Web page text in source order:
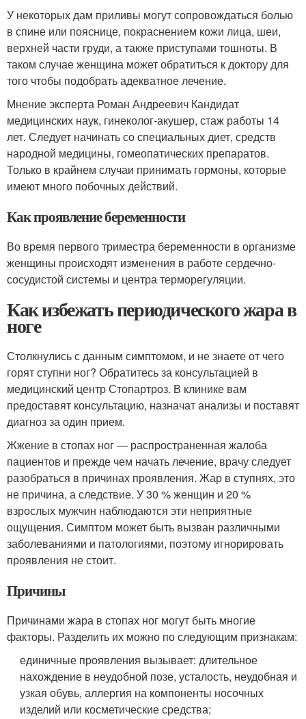
У некоторых дам приливы могут сопровождаться болью
в спине или пояснице, покраснением кожи лица, шеи,
верхней части груди, а также приступами тошноты. В
таком случае женщина может обратиться к доктору для
того чтобы подобрать адекватное лечение.
Мнение эксперта Роман Андреевич Кандидат
медицинских наук, гинеколог-акушер, стаж работы 14
лет. Следует начинать со специальных диет, средств
народной медицины, гомеопатических препаратов.
Только в крайнем случаи принимать гормоны, которые
имеют много побочных действий.
Как проявление беременности
Во время первого триместра беременности в организме
женщины происходят изменения в работе сердечно-
сосудистой системы и центра терморегуляции.
Как избежать периодического жара в
ноге
Столкнулись с данным симптомом, и не знаете от чего
горят ступни ног? Обратитесь за консультацией в
медицинский центр Стопартроз. В клинике вам
предоставят консультацию, назначат анализы и поставят
диагноз за один прием.
Жжение в стопах ног — распространенная жалоба
пациентов и прежде чем начать лечение, врачу следует
разобраться в причинах проявления. Жар в ступнях, это
не причина, а следствие. У 30 % женщин и 20 %
взрослых мужчин наблюдаются эти неприятные
ощущения. Симптом может быть вызван различными
заболеваниями и патологиями, поэтому игнорировать
проявления не стоит.
Причины
Причинами жара в стопах ног могут быть многие
факторы. Разделить их можно по следующим признакам:
единичные проявления вызывает: длительное
нахождение в неудобной позе, усталость, неудобная и
узкая обувь, аллергия на компоненты носочных
изделий или косметические средства;